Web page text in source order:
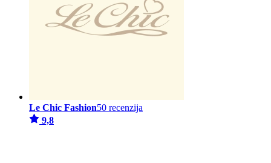
Le Chic Fashion50 recenzija
9,8